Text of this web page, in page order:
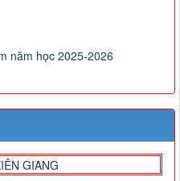
năm học 2025-2026